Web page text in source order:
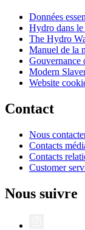
Données
Hydro dans
The Hydro
Manuel de la
Gouvernance
Modern
Website
Contact
Nous
Contacts
Contacts
Customer
Nous suivre